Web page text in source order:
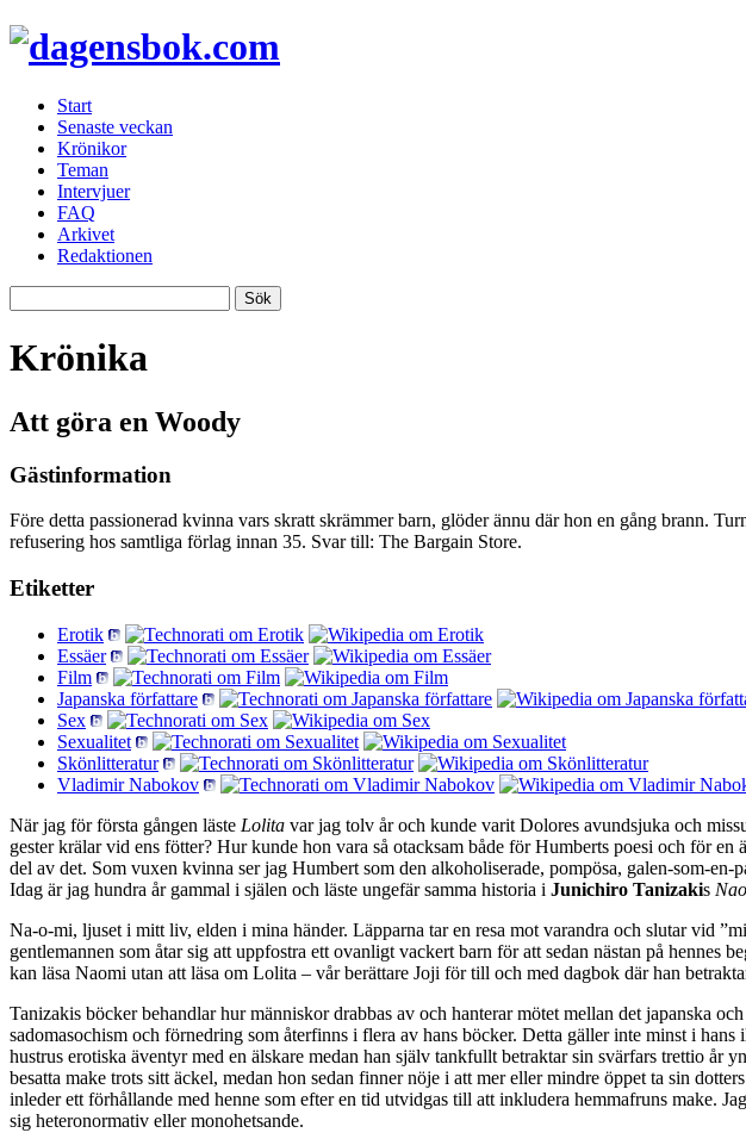
Start
Senaste veckan
Krönikor
Teman
Intervjuer
FAQ
Arkivet
Redaktionen
Krönika
Att göra en Woody
Gästinformation
Före detta passionerad kvinna vars skratt skrämmer barn, glöder ännu där hon en gång brann.
refusering hos samtliga förlag innan 35. Svar till: The Bargain Store.
Etiketter
Erotik
Essäer
Film
Japanska författare
Sex
Sexualitet
Skönlitteratur
Vladimir Nabokov
När jag för första gången läste Lolita var jag tolv år och kunde varit Dolores avundsjuka och
gester krälar vid ens fötter? Hur kunde hon vara så otacksam både för Humberts poesi och för
del av det. Som vuxen kvinna ser jag Humbert som den alkoholiserade, pompösa, galen-som-
Idag är jag hundra år gammal i själen och läste ungefär samma historia i Junichiro Tanizakis
Na-o-mi, ljuset i mitt liv, elden i mina händer. Läpparna tar en resa mot varandra och slutar vid
gentlemannen som åtar sig att uppfostra ett ovanligt vackert barn för att sedan nästan på
kan läsa Naomi utan att läsa om Lolita – vår berättare Joji för till och med dagbok där han
Tanizakis böcker behandlar hur människor drabbas av och hanterar mötet mellan det japanska
sadomasochism och förnedring som återfinns i flera av hans böcker. Detta gäller inte minst i
hustrus erotiska äventyr med en älskare medan han själv tankfullt betraktar sin svärfars trettio år
besatta make trots sitt äckel, medan hon sedan finner nöje i att mer eller mindre öppet ta sin
inleder ett förhållande med henne som efter en tid utvidgas till att inkludera hemmafruns make.
sig heteronormativ eller monohetsande.